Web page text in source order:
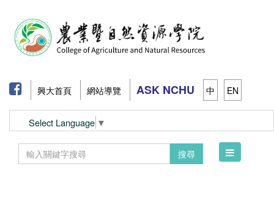
興大首頁 網站導覽 ASK NCHU 中 EN
Select Language ▼
搜尋
Toggle